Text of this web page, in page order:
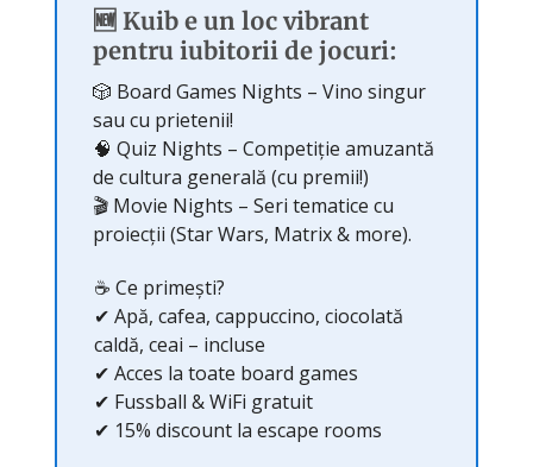
🆕 Kuib e un loc vibrant
pentru iubitorii de jocuri:
🎲 Board Games Nights – Vino singur
sau cu prietenii!
🧠 Quiz Nights – Competiție amuzantă
de cultura generală (cu premii!)
🎬 Movie Nights – Seri tematice cu
proiecții (Star Wars, Matrix & more).
☕ Ce primești?
✔ Apă, cafea, cappuccino, ciocolată
caldă, ceai – incluse
✔ Acces la toate board games
✔ Fussball & WiFi gratuit
✔ 15% discount la escape rooms